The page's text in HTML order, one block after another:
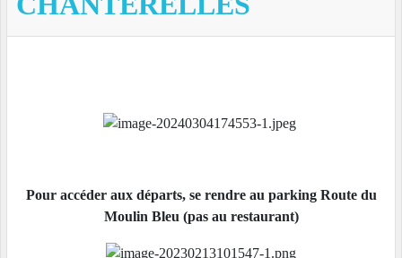
Pour accéder aux départs, se rendre au parking Route du
Moulin Bleu (pas au restaurant)